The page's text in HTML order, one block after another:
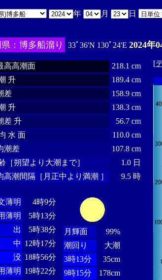
年 月 日
：博多船溜り 33ﾟ36'N 130ﾟ24'E 2024年
高高潮面
218.1 cm
升
189.4 cm
差
158.9 cm
升
138.3 cm
差 升
56.7 cm
水 面
110.0 cm
潮差
107.8 cm
［朔望より大潮まで］
1.0 日
高潮間隔［月正中より満潮 ］
9.5 時
薄明
4時9分
薄明
5時13分
出
5時38分
中 12時17分
没 18時56分
薄明 19時22分
月輝面
99%
潮回り
大潮
3時13分
35cm
9時15分
178cm
[